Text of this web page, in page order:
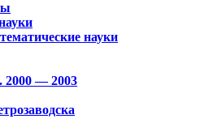
науки
2000 — 2003